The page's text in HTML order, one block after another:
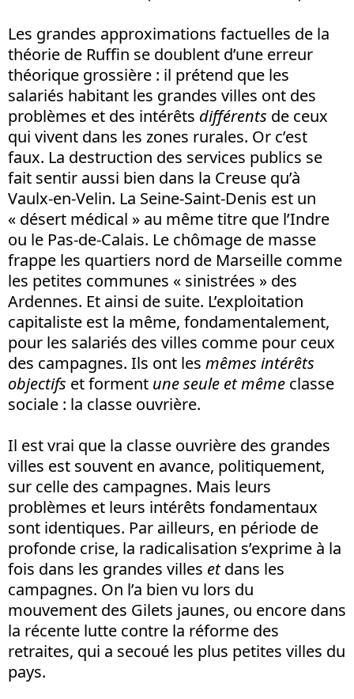
Les grandes approximations factuelles de la
théorie de Ruffin se doublent d’une erreur
théorique grossière : il prétend que les
salariés habitant les grandes villes ont des
problèmes et des intérêts différents de ceux
qui vivent dans les zones rurales. Or c’est
faux. La destruction des services publics se
fait sentir aussi bien dans la Creuse qu’à
Vaulx-en-Velin. La Seine-Saint-Denis est un
« désert médical » au même titre que l’Indre
ou le Pas-de-Calais. Le chômage de masse
frappe les quartiers nord de Marseille comme
les petites communes « sinistrées » des
Ardennes. Et ainsi de suite. L’exploitation
capitaliste est la même, fondamentalement,
pour les salariés des villes comme pour ceux
des campagnes. Ils ont les mêmes intérêts
objectifs et forment une seule et même classe
sociale : la classe ouvrière.
Il est vrai que la classe ouvrière des grandes
villes est souvent en avance, politiquement,
sur celle des campagnes. Mais leurs
problèmes et leurs intérêts fondamentaux
sont identiques. Par ailleurs, en période de
profonde crise, la radicalisation s’exprime à la
fois dans les grandes villes etdans les
campagnes. On l’a bien vu lors du
mouvement des Gilets jaunes, ou encore dans
la récente lutte contre la réforme des
retraites, qui a secoué les plus petites villes du
pays.